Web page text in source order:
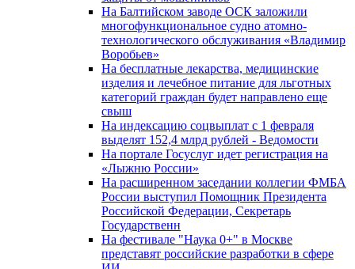
На Балтийском заводе ОСК заложили
многофункциональное судно атомно-
технологического обслуживания «Владимир
Воробьев»
На бесплатные лекарства, медицинские
изделия и лечебное питание для льготных
категорий граждан будет направлено еще
свыш
На индексацию соцвыплат с 1 февраля
выделят 152,4 млрд рублей - Ведомости
На портале Госуслуг идет регистрация на
«Лыжню России»
На расширенном заседании коллегии ФМБА
России выступил Помощник Президента
Российской Федерации, Секретарь
Государственн
На фестивале "Наука 0+" в Москве
представят российские разработки в сфере